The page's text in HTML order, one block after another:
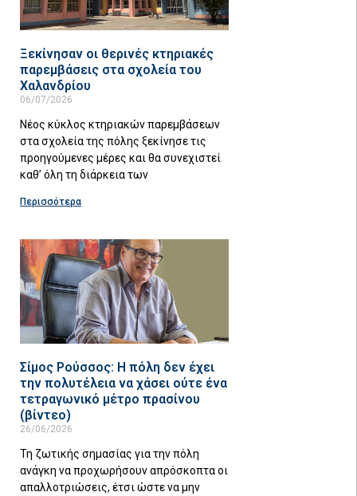
Ξεκίνησαν οι θερινές κτηριακές
παρεμβάσεις στα σχολεία του
Χαλανδρίου
06/07/2026
Νέος κύκλος κτηριακών παρεμβάσεων
στα σχολεία της πόλης ξεκίνησε τις
προηγούμενες μέρες και θα συνεχιστεί
καθ’ όλη τη διάρκεια των
Περισσότερα
Σίμος Ρούσσος: Η πόλη δεν έχει
την πολυτέλεια να χάσει ούτε ένα
τετραγωνικό μέτρο πρασίνου
(βίντεο)
26/06/2026
Τη ζωτικής σημασίας για την πόλη
ανάγκη να προχωρήσουν απρόσκοπτα οι
απαλλοτριώσεις, έτσι ώστε να μην